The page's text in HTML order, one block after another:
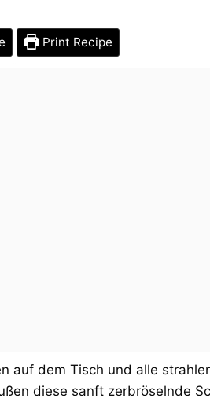
Print Recipe
auf dem Tisch und alle
diese sanft zerbröselnde